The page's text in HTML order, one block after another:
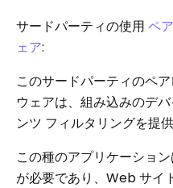
サードパーティの使用 ペ
ェア:
このサードパーティのペ
ウェアは、組み込みのデ
ンツ フィルタリングを提供
この種のアプリケーショ
が必要であり、Web サイ